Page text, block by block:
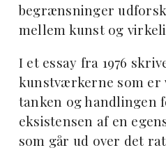
begrænsninger
mellem kunst og
I et essay fra 1976
kunstværkerne som er
tanken og handlingen
eksistensen af en
som går ud over det